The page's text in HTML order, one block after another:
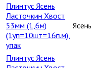
Плинтус Ясень
Ласточкин Хвост
53мм (1,6м)
(1уп=10шт=16п.м),
упак
Ясень
Плинтус Ясень